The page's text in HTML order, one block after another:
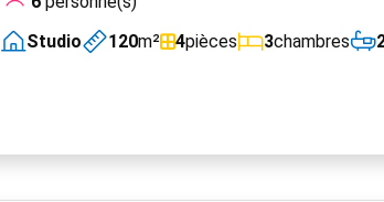
Studio
120m² 4pièces 3chambres